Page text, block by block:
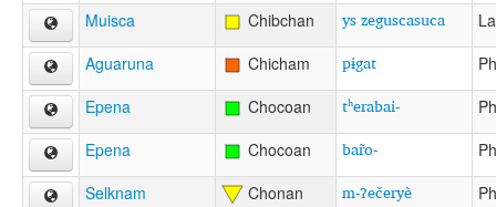
Muisca
Chibchan ys zeguscasuca
Aguaruna
Chicham pɨgat
Epena
Chocoan tʰerabai-
Epena
Chocoan bar̃o-
Selknam
Chonan m-ʔečeryè